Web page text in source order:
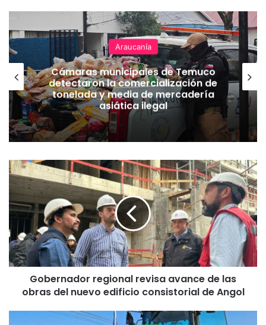
Araucanía
Cámaras municipales de Temuco
detectaron la comercialización de
tonelada y media de mercadería
asiática ilegal
G
o
b
e
n
a
d
o
Gobernador regional revisa avance de las
obras del nuevo edificio consistorial de Angol